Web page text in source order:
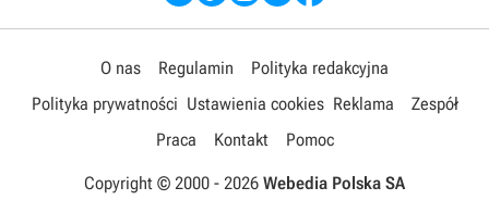
O nas Regulamin
Polityka redakcyjna
Polityka prywatności Ustawienia cookies Reklama
Zespół
Praca
Kontakt Pomoc
Copyright © 2000 - 2026 Webedia Polska SA